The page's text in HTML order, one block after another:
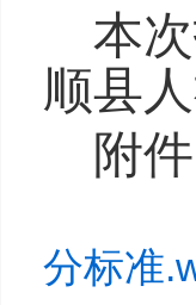
本
顺县
附件
分标准